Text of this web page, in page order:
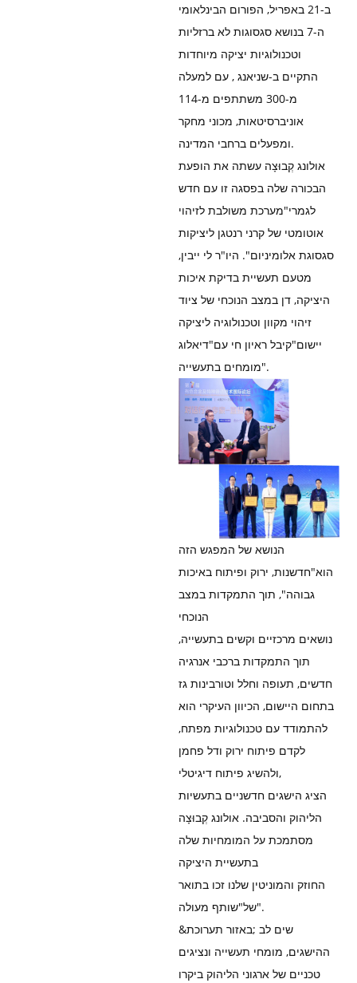
ב-21 באפריל, הפורום הבינלאומי
ה-7 בנושא סגסוגות לא ברזליות
וטכנולוגיות יציקה מיוחדות
התקיים ב-שניאנג , עם למעלה
מ-300 משתתפים מ-114
אוניברסיטאות, מכוני מחקר
ומפעלים ברחבי המדינה.
אולונג קְבוּצָה עשתה את הופעת
הבכורה שלה בפסגה זו עם חדש
לגמרי"מערכת משולבת לזיהוי
אוטומטי של קרני רנטגן ליציקות
סגסוגת אלומיניום". היו"ר לי ייבין,
מטעם תעשיית בדיקת איכות
היציקה, דן במצב הנוכחי של ציוד
זיהוי מקוון וטכנולוגיה ליציקה
יישום"קיבל ראיון חי עם"דיאלוג
מומחים בתעשייה".
הנושא של המפגש הזה
הוא"חדשנות, ירוק ופיתוח באיכות
גבוהה", תוך התמקדות במצב
הנוכחי
נושאים מרכזיים וקשים בתעשייה,
תוך התמקדות ברכבי אנרגיה
חדשים, תעופה וחלל וטורבינות גז
בתחום היישום, הכיוון העיקרי הוא
להתמודד עם טכנולוגיות מפתח,
לקדם פיתוח ירוק ודל פחמן
ולהשיג פיתוח דיגיטלי,
הציג הישגים חדשניים בתעשיות
הליהוק והסביבה. אולונג קְבוּצָה
מסתמכת על המומחיות שלה
בתעשיית היציקה
החוזק והמוניטין שלנו זכו בתואר
של"שותף מעולה".
&שים לב ;באזור תערוכת
ההישגים, מומחי תעשייה ונציגים
טכניים של ארגוני הליהוק ביקרו